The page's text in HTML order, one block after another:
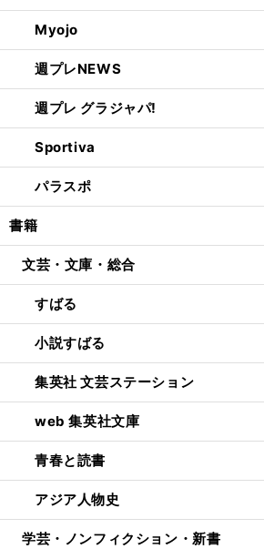
Myojo
週プレNEWS
週プレ グラジャパ!
Sportiva
パラスポ
書籍
文芸・文庫・総合
すばる
小説すばる
集英社 文芸ステーション
web 集英社文庫
青春と読書
アジア人物史
学芸・ノンフィクション・新書